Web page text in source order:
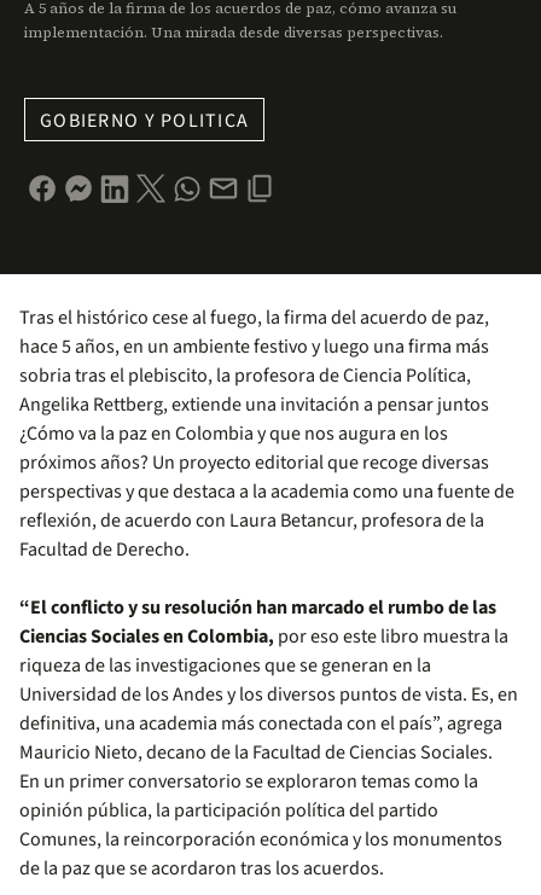
A 5 años de la firma de los acuerdos de paz, cómo avanza su
implementación. Una mirada desde diversas perspectivas.
GOBIERNO Y POLITICA
Tras el histórico cese al fuego, la firma del acuerdo de paz,
hace 5 años, en un ambiente festivo y luego una firma más
sobria tras el plebiscito, la profesora de Ciencia Política,
Angelika Rettberg, extiende una invitación a pensar juntos
¿Cómo va la paz en Colombia y que nos augura en los
próximos años? Un proyecto editorial que recoge diversas
perspectivas y que destaca a la academia como una fuente de
reflexión, de acuerdo con Laura Betancur, profesora de la
Facultad de Derecho.
“El conflicto y su resolución han marcado el rumbo de las
Ciencias Sociales en Colombia, por eso este libro muestra la
riqueza de las investigaciones que se generan en la
Universidad de los Andes y los diversos puntos de vista. Es, en
definitiva, una academia más conectada con el país”, agrega
Mauricio Nieto, decano de la Facultad de Ciencias Sociales.
En un primer conversatorio se exploraron temas como la
opinión pública, la participación política del partido
Comunes, la reincorporación económica y los monumentos
de la paz que se acordaron tras los acuerdos.